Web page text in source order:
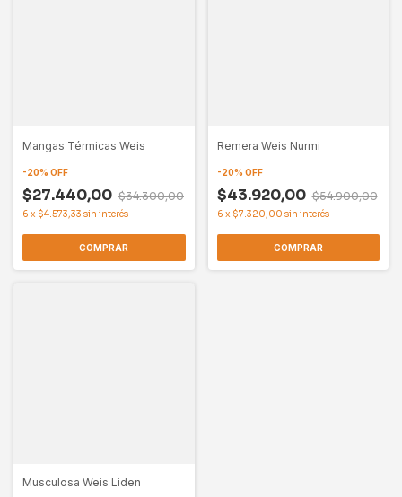
Mangas Térmicas Weis
-20% OFF
$27.440,00 $34.300,00
6 x $4.573,33 sin interés
COMPRAR
Remera Weis Nurmi
-20% OFF
$43.920,00 $54.900,00
6 x $7.320,00 sin interés
COMPRAR
Musculosa Weis Liden